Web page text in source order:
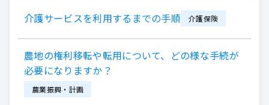
介護サービスを利用するまでの手順 介護保険
農地の権利移転や転用について、どの様な手続が
必要になりますか？
農業振興・計画